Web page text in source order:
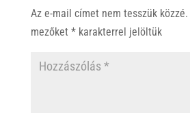
Az e-mail címet nem tesszük közzé.
mezőket *karakterrel jelöltük